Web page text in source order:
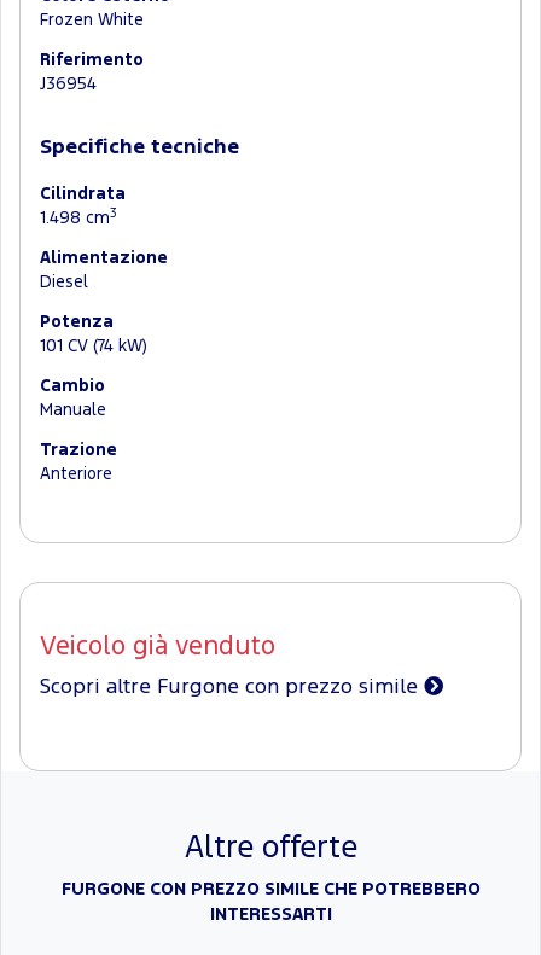
Frozen White
Riferimento
J36954
Specifiche tecniche
Cilindrata
1.498 cm3
Alimentazione
Diesel
Potenza
101 CV (74 kW)
Cambio
Manuale
Trazione
Anteriore
Veicolo già venduto
Scopri altre Furgone con prezzo simile
Altre offerte
FURGONE CON PREZZO SIMILE CHE POTREBBERO
INTERESSARTI